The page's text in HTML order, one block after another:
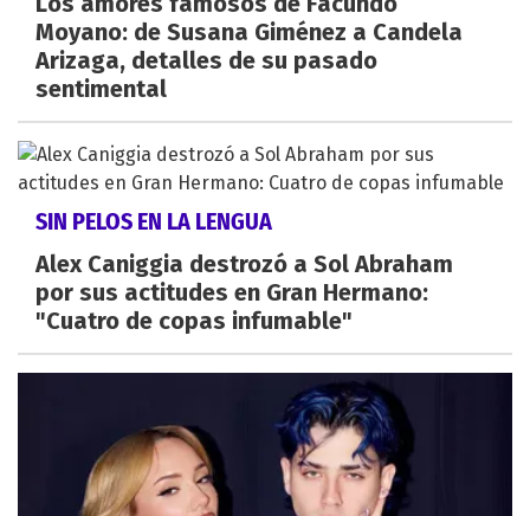
Moyano: de Susana Giménez a Candela
Arizaga, detalles de su pasado
sentimental
SIN PELOS EN LA LENGUA
Alex Caniggia destrozó a Sol Abraham
por sus actitudes en Gran Hermano:
"Cuatro de copas infumable"